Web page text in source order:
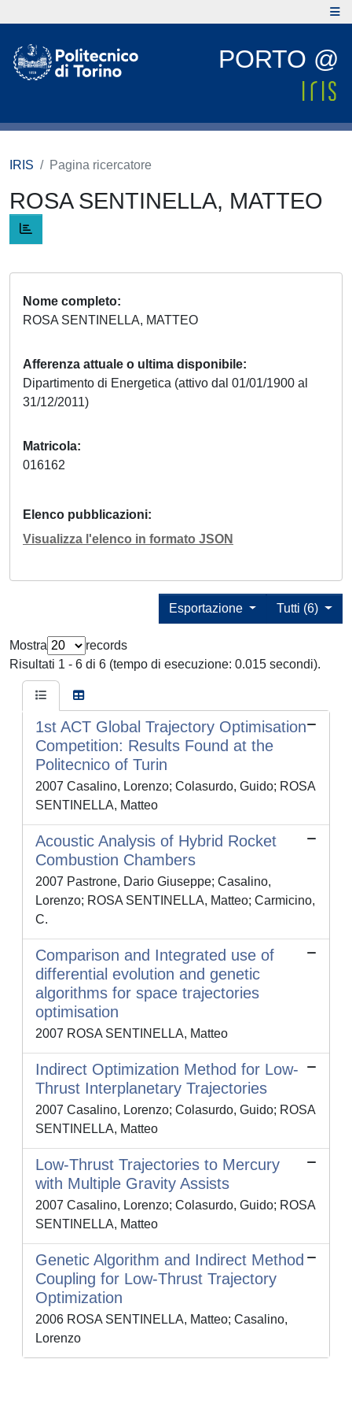
PORTO @
IRIS Pagina ricercatore
ROSA SENTINELLA, MATTEO
Nome completo
ROSA SENTINELLA, MATTEO
Afferenza attuale o ultima disponibile
Dipartimento di Energetica (attivo dal 01/01/1900 al
31/12/2011)
Matricola
016162
Elenco pubblicazioni
Visualizza l'elenco in formato JSON
Tutti (6)
Esportazione
Mostra
records
Risultati 1 - 6 di 6 (tempo di esecuzione: 0.015 secondi).
1st ACT Global Trajectory Optimisation
Competition: Results Found at the
Politecnico of Turin
2007 Casalino, Lorenzo; Colasurdo, Guido; ROSA
SENTINELLA, Matteo
Acoustic Analysis of Hybrid Rocket
Combustion Chambers
2007 Pastrone, Dario Giuseppe; Casalino,
Lorenzo; ROSA SENTINELLA, Matteo; Carmicino,
C.
Comparison and Integrated use of
differential evolution and genetic
algorithms for space trajectories
optimisation
2007 ROSA SENTINELLA, Matteo
Indirect Optimization Method for Low-
Thrust Interplanetary Trajectories
2007 Casalino, Lorenzo; Colasurdo, Guido; ROSA
SENTINELLA, Matteo
Low-Thrust Trajectories to Mercury
with Multiple Gravity Assists
2007 Casalino, Lorenzo; Colasurdo, Guido; ROSA
SENTINELLA, Matteo
Genetic Algorithm and Indirect Method
Coupling for Low-Thrust Trajectory
Optimization
2006 ROSA SENTINELLA, Matteo; Casalino,
Lorenzo